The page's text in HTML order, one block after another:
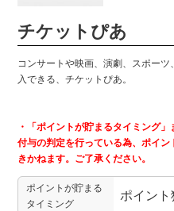
チケットぴあ
コンサートや映画、演劇、スポー
入できる、チケットぴあ。
・「ポイントが貯まるタイミング
付与の判定を行っている為、ポイ
きかねます。ご了承ください。
ポイントが貯まる
タイミング
ポイン